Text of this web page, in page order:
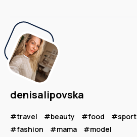
denisalipovska
#travel #beauty #food #sport
#fashion
#mama #model